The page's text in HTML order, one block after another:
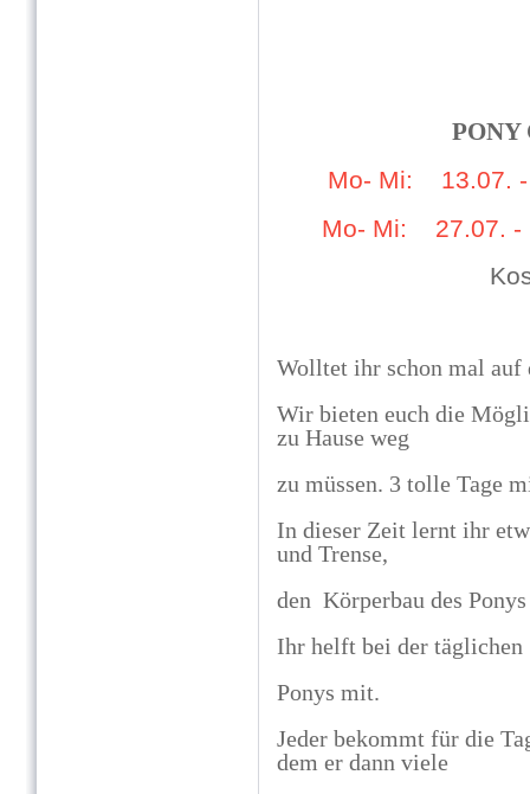
PONY
Mo- Mi: 13.07. -
Mo- Mi: 27.07. -
Wolltet ihr schon mal auf
Wir bieten euch die
zu Hause weg
zu müssen. 3 tolle Tage
In dieser Zeit lernt ihr
und Trense,
den Körperbau des
Ihr helft bei der täglichen
Ponys mit.
Jeder bekommt für die
dem er dann viele